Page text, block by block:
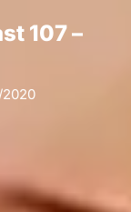
107 –
2020